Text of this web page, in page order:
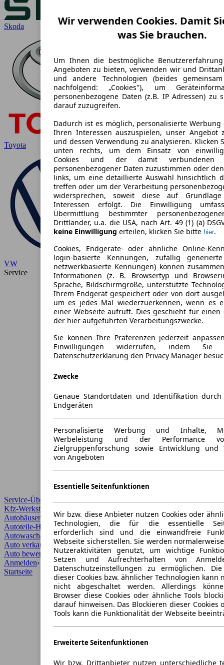
Skoda
Toyota
VW
Service
Service-Übersicht
Kfz-Werkstätten
Autohäuser und Händler
Autoteile-Händler
Autowaschanlagen
Auto verkaufen ›
Auto bewerten
Anmelden›
Wir verwenden Cookies. Damit
was Sie brauchen.
Um Ihnen die bestmögliche
Angeboten zu bieten, verwenden wir und
und andere Technologien (beides
nachfolgend: „Cookies"), um
personenbezogene Daten (z.B. IP Adressen) zu
darauf zuzugreifen.
Dadurch ist es möglich, personalisierte Werbung
Ihren Interessen auszuspielen, unser Angebot
und dessen Verwendung zu analysieren. Klicken
unten rechts, um dem Einsatz von
Cookies und der damit verbundenen
personenbezogener Daten zuzustimmen oder
links, um eine detaillierte Auswahl hinsichtlich
treffen oder um der Verarbeitung
widersprechen, soweit diese auf
Interessen erfolgt. Die Einwilligung
Übermittlung bestimmter
Drittländer, u.a. die USA, nach Art. 49 (1) (a)
keine Einwilligung erteilen, klicken Sie bitte hier.
Cookies, Endgeräte- oder ähnliche Online-
login-basierte Kennungen, zufällig
netzwerkbasierte Kennungen) können
Informationen (z. B. Browsertyp und
Sprache, Bildschirmgröße, unterstützte
Ihrem Endgerät gespeichert oder von dort
um es jedes Mal wiederzuerkennen, wenn es
einer Webseite aufruft. Dies geschieht für einen
der hier aufgeführten Verarbeitungszwecke.
Sie können Ihre Präferenzen jederzeit
Einwilligungen widerrufen, indem
Datenschutzerklärung den Privacy Manager
Zwecke
Genaue Standortdaten und Identifikation durch
Endgeräten
Personalisierte Werbung und Inhalte,
Werbeleistung und der Performance
Zielgruppenforschung sowie Entwicklung und
von Angeboten
Essentielle Seitenfunktionen
Wir bzw. diese Anbieter nutzen Cookies oder
Technologien, die für die essentielle
erforderlich sind und die einwandfreie
Webseite sicherstellen. Sie werden
Nutzeraktivitäten genutzt, um wichtige
Setzen und Aufrechterhalten von
Datenschutzeinstellungen zu ermöglichen.
dieser Cookies bzw. ähnlicher Technologien kann
nicht abgeschaltet werden. Allerdings
Browser diese Cookies oder ähnliche Tools
darauf hinweisen. Das Blockieren dieser Cookies
Tools kann die Funktionalität der Webseite
Erweiterte Seitenfunktionen
Wir bzw. Drittanbieter nutzen unterschiedliche
Startseite